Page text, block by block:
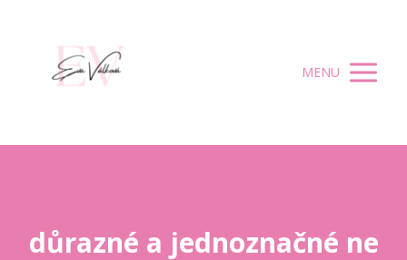
MENU
důrazné a jednoznačné ne